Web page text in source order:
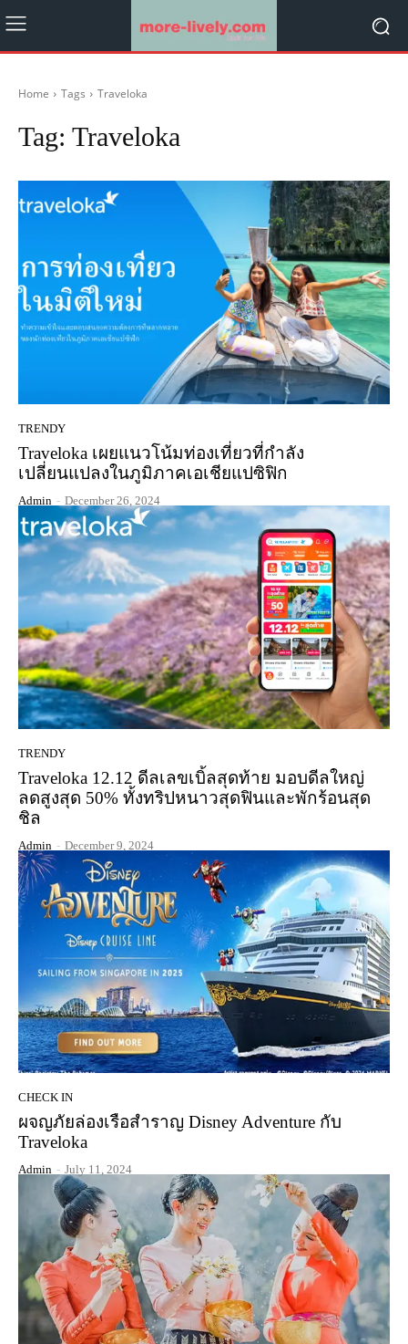
Home Tags Traveloka
Tag: Traveloka
TRENDY
Traveloka เผยแนวโน้มท่องเที่ยวที่กำลัง
เปลี่ยนแปลงในภูมิภาคเอเชียแปซิฟิก
Admin - December 26, 2024
TRENDY
Traveloka 12.12 ดีลเลขเบิ้ลสุดท้าย มอบดีลใหญ่
ลดสูงสุด 50% ทั้งทริปหนาวสุดฟินและพักร้อนสุด
ชิล
Admin - December 9, 2024
CHECK IN
ผจญภัยล่องเรือสำราญ Disney Adventure กับ
Traveloka
Admin - July 11, 2024